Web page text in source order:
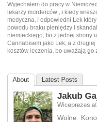
Wyjechałem do pracy w
lekarzy morderców , i kiedy
medyczna, i odpowiedni Lek
powodu braku pieniędzy i
niemieckiego, bo z jednej strony
Cannabisem jako Lek, a z
kosztów leczenia, bo uważają go
About Latest Posts
Jakub
Wiceprezes at
Wolne